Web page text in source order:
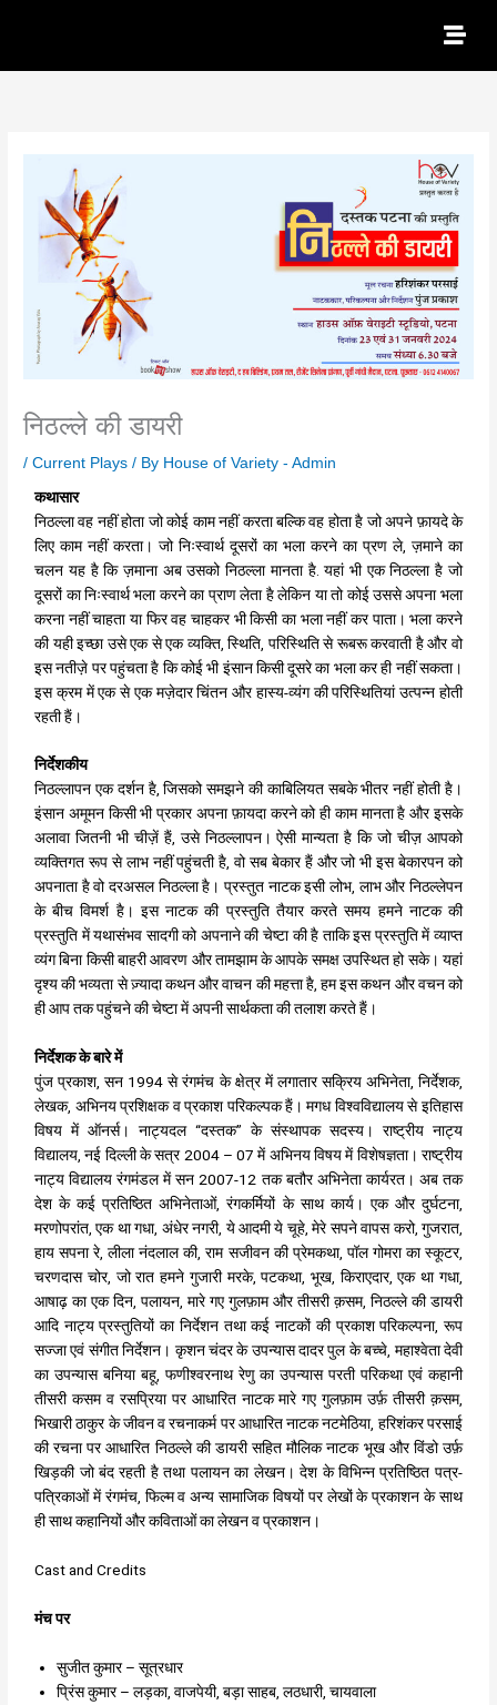
निठल्ले की डायरी
/Current Plays / By House of Variety - Admin
कथासार
निठल्ला वह नहीं होता जो कोई काम नहीं करता बल्कि वह होता है जो अपने फ़ायदे के
लिए काम नहीं करता। जो निःस्वार्थ दूसरों का भला करने का प्रण ले, ज़माने का
चलन यह है कि ज़माना अब उसको निठल्ला मानता है. यहां भी एक निठल्ला है जो
दूसरों का निःस्वार्थ भला करने का प्राण लेता है लेकिन या तो कोई उससे अपना भला
करना नहीं चाहता या फिर वह चाहकर भी किसी का भला नहीं कर पाता। भला करने
की यही इच्छा उसे एक से एक व्यक्ति, स्थिति, परिस्थिति से रूबरू करवाती है और वो
इस नतीज़े पर पहुंचता है कि कोई भी इंसान किसी दूसरे का भला कर ही नहीं सकता।
इस क्रम में एक से एक मज़ेदार चिंतन और हास्य-व्यंग की परिस्थितियां उत्पन्न होती
रहती हैं।
निर्देशकीय
निठल्लापन एक दर्शन है, जिसको समझने की काबिलियत सबके भीतर नहीं होती है।
इंसान अमूमन किसी भी प्रकार अपना फ़ायदा करने को ही काम मानता है और इसके
अलावा जितनी भी चीज़ें हैं, उसे निठल्लापन। ऐसी मान्यता है कि जो चीज़ आपको
व्यक्तिगत रूप से लाभ नहीं पहुंचती है, वो सब बेकार हैं और जो भी इस बेकारपन को
अपनाता है वो दरअसल निठल्ला है। प्रस्तुत नाटक इसी लोभ, लाभ और निठल्लेपन
के बीच विमर्श है। इस नाटक की प्रस्तुति तैयार करते समय हमने नाटक की
प्रस्तुति में यथासंभव सादगी को अपनाने की चेष्टा की है ताकि इस प्रस्तुति में व्याप्त
व्यंग बिना किसी बाहरी आवरण और तामझाम के आपके समक्ष उपस्थित हो सके। यहां
दृश्य की भव्यता से ज़्यादा कथन और वाचन की महत्ता है, हम इस कथन और वचन को
ही आप तक पहुंचने की चेष्टा में अपनी सार्थकता की तलाश करते हैं।
निर्देशक के बारे में
पुंज प्रकाश, सन 1994 से रंगमंच के क्षेत्र में लगातार सक्रिय अभिनेता, निर्देशक,
लेखक, अभिनय प्रशिक्षक व प्रकाश परिकल्पक हैं। मगध विश्वविद्यालय से इतिहास
विषय में ऑनर्स। नाट्यदल “दस्तक” के संस्थापक सदस्य। राष्ट्रीय नाट्य
विद्यालय, नई दिल्ली के सत्र 2004 – 07 में अभिनय विषय में विशेषज्ञता। राष्ट्रीय
नाट्य विद्यालय रंगमंडल में सन 2007-12 तक बतौर अभिनेता कार्यरत। अब तक
देश के कई प्रतिष्ठित अभिनेताओं, रंगकर्मियों के साथ कार्य। एक और दुर्घटना,
मरणोपरांत, एक था गधा, अंधेर नगरी, ये आदमी ये चूहे, मेरे सपने वापस करो, गुजरात,
हाय सपना रे, लीला नंदलाल की, राम सजीवन की प्रेमकथा, पॉल गोमरा का स्कूटर,
चरणदास चोर, जो रात हमने गुजारी मरके, पटकथा, भूख, किराएदार, एक था गधा,
आषाढ़ का एक दिन, पलायन, मारे गए गुलफ़ाम और तीसरी क़सम, निठल्ले की डायरी
आदि नाट्य प्रस्तुतियों का निर्देशन तथा कई नाटकों की प्रकाश परिकल्पना, रूप
सज्जा एवं संगीत निर्देशन। कृशन चंदर के उपन्यास दादर पुल के बच्चे, महाश्वेता देवी
का उपन्यास बनिया बहू, फणीश्वरनाथ रेणु का उपन्यास परती परिकथा एवं कहानी
तीसरी कसम व रसप्रिया पर आधारित नाटक मारे गए गुलफ़ाम उर्फ़ तीसरी क़सम,
भिखारी ठाकुर के जीवन व रचनाकर्म पर आधारित नाटक नटमेठिया, हरिशंकर परसाई
की रचना पर आधारित निठल्ले की डायरी सहित मौलिक नाटक भूख और विंडो उर्फ़
खिड़की जो बंद रहती है तथा पलायन का लेखन। देश के विभिन्न प्रतिष्ठित पत्र-
पत्रिकाओं में रंगमंच, फिल्म व अन्य सामाजिक विषयों पर लेखों के प्रकाशन के साथ
ही साथ कहानियों और कविताओं का लेखन व प्रकाशन।
Cast and Credits
मंच पर
सुजीत कुमार – सूत्रधार
प्रिंस कुमार – लड़का, वाजपेयी, बड़ा साहब, लठधारी, चायवाला